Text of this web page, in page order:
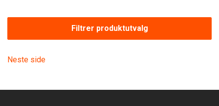
Filtrer produktutvalg
Neste side